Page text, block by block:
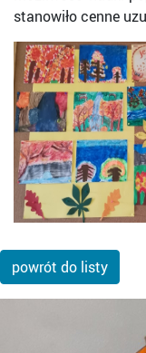
stanowiło cenne
powrót do listy